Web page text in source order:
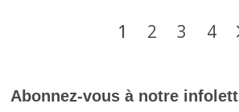
1 2 3 4
Abonnez-vous à notre